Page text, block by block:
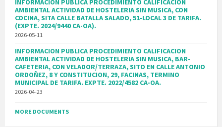
INFORMACION PUBLICA PROCEDIMIENTO CALIFICACION
AMBIENTAL ACTIVIDAD DE HOSTELERIA SIN MUSICA, CON
COCINA, SITA CALLE BATALLA SALADO, 51-LOCAL 3 DE TARIFA.
(EXPTE. 2024/9440 CA-OA).
2026-05-11
INFORMACION PUBLICA PROCEDIMIENTO CALIFICACION
AMBIENTAL ACTIVIDAD DE HOSTELERIA SIN MUSICA, BAR-
CAFETERIA, CON VELADOR/TERRAZA, SITO EN CALLE ANTONIO
ORDOÑEZ, 8 Y CONSTITUCION, 29, FACINAS, TERMINO
MUNICIPAL DE TARIFA. EXPTE. 2022/4582 CA-OA.
2026-04-23
MORE DOCUMENTS